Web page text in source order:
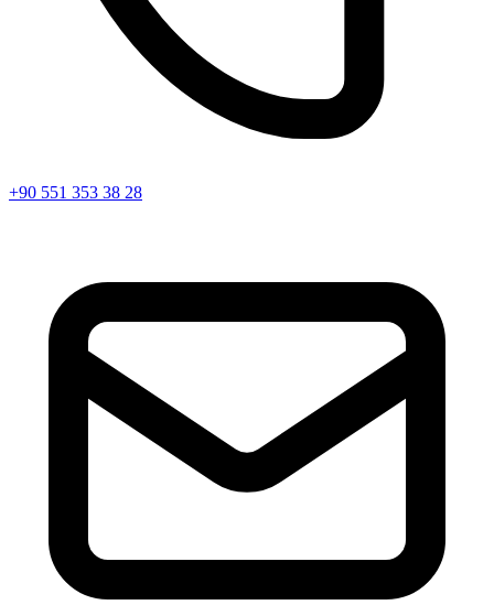
+90 551 353 38 28